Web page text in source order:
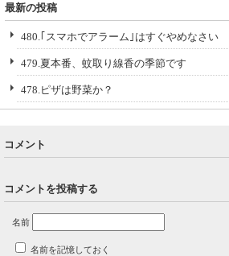
最新の投稿
480.｢スマホでアラーム｣はすぐやめなさい
479.夏本番、蚊取り線香の季節です
478.ピザは野菜か？
コメント
コメントを投稿する
名前
名前を記憶しておく